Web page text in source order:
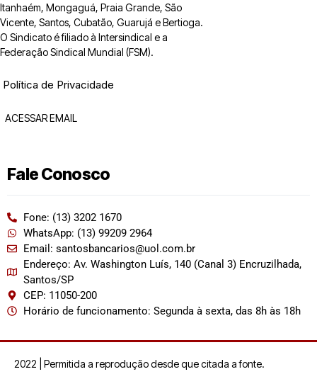
Itanhaém, Mongaguá, Praia Grande, São
Vicente, Santos, Cubatão, Guarujá e Bertioga.
O Sindicato é filiado à Intersindical e a
Federação Sindical Mundial (FSM).
Política de Privacidade
ACESSAR EMAIL
Fale Conosco
Fone: (13) 3202 1670
WhatsApp: (13) 99209 2964
Email: santosbancarios@uol.com.br
Endereço: Av. Washington Luís, 140 (Canal 3) Encruzilhada,
Santos/SP
CEP: 11050-200
Horário de funcionamento: Segunda à sexta, das 8h às 18h
2022 | Permitida a reprodução desde que citada a fonte.